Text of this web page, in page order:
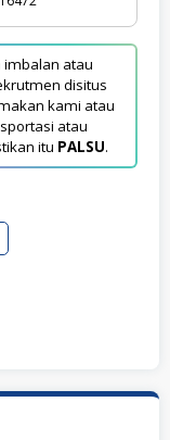
atau
disitus
kami atau
atau
itu PALSU.